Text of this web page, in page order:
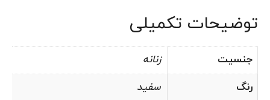
توضیحات تکمیلی
جنسیت
زنانه
رنگ
سفید